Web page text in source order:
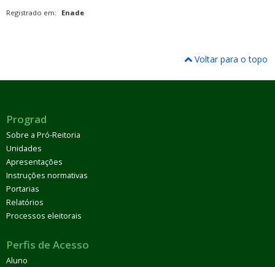
Registrado em: Enade
Voltar para o topo
Prograd
Sobre a Pró-Reitoria
Unidades
Apresentações
Instruções normativas
Portarias
Relatórios
Processos eleitorais
Perfis de Acesso
Aluno